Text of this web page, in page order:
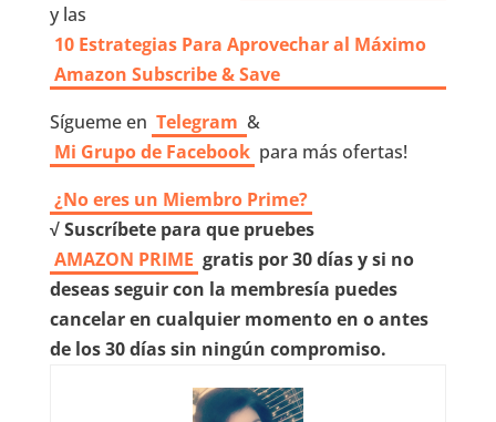
y las
10 Estrategias Para Aprovechar al Máximo
Amazon Subscribe & Save
Sígueme en Telegram &
Mi Grupo de Facebook para más ofertas!
¿No eres un Miembro Prime?
√ Suscríbete para que pruebes
AMAZON PRIME gratis por 30 días y si no
deseas seguir con la membresía puedes
cancelar en cualquier momento en o antes
de los 30 días sin ningún compromiso.